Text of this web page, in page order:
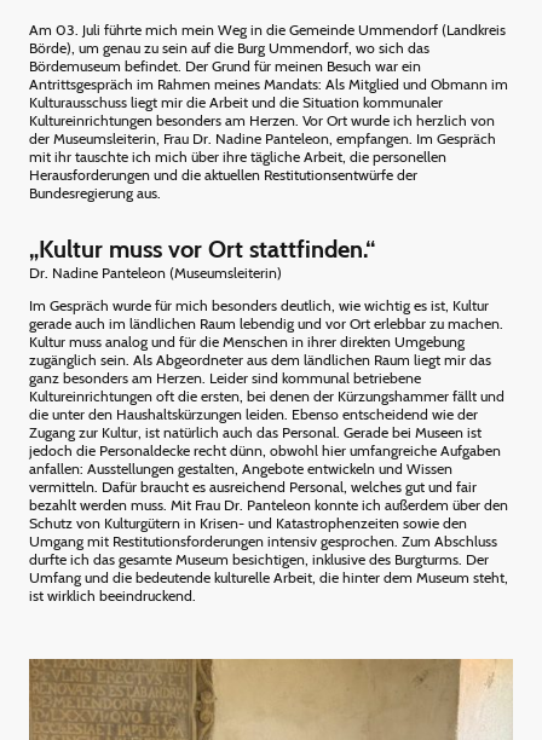
Am 03. Juli führte mich mein Weg in die Gemeinde Ummendorf (Landkreis
Börde), um genau zu sein auf die Burg Ummendorf, wo sich das
Bördemuseum befindet. Der Grund für meinen Besuch war ein
Antrittsgespräch im Rahmen meines Mandats: Als Mitglied und Obmann im
Kulturausschuss liegt mir die Arbeit und die Situation kommunaler
Kultureinrichtungen besonders am Herzen. Vor Ort wurde ich herzlich von
der Museumsleiterin, Frau Dr. Nadine Panteleon, empfangen. Im Gespräch
mit ihr tauschte ich mich über ihre tägliche Arbeit, die personellen
Herausforderungen und die aktuellen Restitutionsentwürfe der
Bundesregierung aus.
„Kultur muss vor Ort stattfinden.“
Dr. Nadine Panteleon (Museumsleiterin)
Im Gespräch wurde für mich besonders deutlich, wie wichtig es ist, Kultur
gerade auch im ländlichen Raum lebendig und vor Ort erlebbar zu machen.
Kultur muss analog und für die Menschen in ihrer direkten Umgebung
zugänglich sein. Als Abgeordneter aus dem ländlichen Raum liegt mir das
ganz besonders am Herzen. Leider sind kommunal betriebene
Kultureinrichtungen oft die ersten, bei denen der Kürzungshammer fällt und
die unter den Haushaltskürzungen leiden. Ebenso entscheidend wie der
Zugang zur Kultur, ist natürlich auch das Personal. Gerade bei Museen ist
jedoch die Personaldecke recht dünn, obwohl hier umfangreiche Aufgaben
anfallen: Ausstellungen gestalten, Angebote entwickeln und Wissen
vermitteln. Dafür braucht es ausreichend Personal, welches gut und fair
bezahlt werden muss. Mit Frau Dr. Panteleon konnte ich außerdem über den
Schutz von Kulturgütern in Krisen- und Katastrophenzeiten sowie den
Umgang mit Restitutionsforderungen intensiv gesprochen. Zum Abschluss
durfte ich das gesamte Museum besichtigen, inklusive des Burgturms. Der
Umfang und die bedeutende kulturelle Arbeit, die hinter dem Museum steht,
ist wirklich beeindruckend.